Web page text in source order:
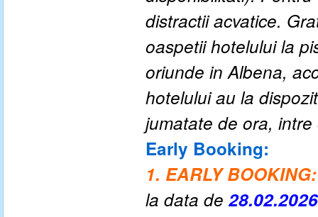
distractii acvatice.
oaspetii hotelului la
oriunde in Albena,
hotelului au la
jumatate de ora,
Early Booking:
1. EARLY BOOKING:
la data de